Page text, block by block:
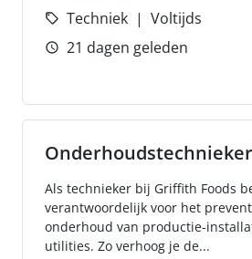
Techniek
Voltijds
21 dagen geleden
Onderhoudstechnieker
Als technieker bij Griffith Foods
verantwoordelijk voor het
onderhoud van productie-
utilities. Zo verhoog je de...